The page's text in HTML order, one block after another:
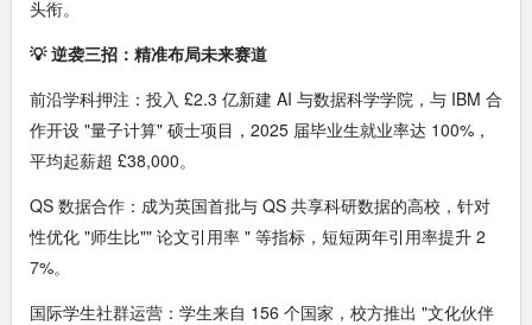
头衔。
💡 逆袭三招：精准布局未来赛道
前沿学科押注：投入 £2.3 亿新建 AI 与数据科学学院，与 IBM 合
作开设 "量子计算" 硕士项目，2025 届毕业生就业率达 100%，
平均起薪超 £38,000。
QS 数据合作：成为英国首批与 QS 共享科研数据的高校，针对
性优化 "师生比"" 论文引用率 " 等指标，短短两年引用率提升 2
7%。
国际学生社群运营：学生来自 156 个国家，校方推出 "文化伙伴